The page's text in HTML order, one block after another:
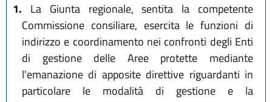
1. La Giunta regionale, sentita la competente
Commissione consiliare, esercita le funzioni di
indirizzo e coordinamento nei confronti degli Enti
di gestione delle Aree protette mediante
l'emanazione di apposite direttive riguardanti in
particolare le modalità di gestione e la